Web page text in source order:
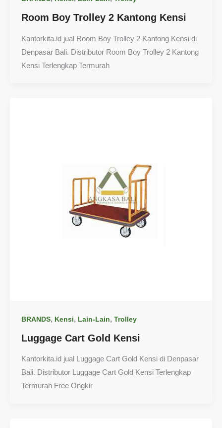
Room Boy Trolley 2 Kantong Kensi
Kantorkita.id jual Room Boy Trolley 2 Kantong Kensi di
Denpasar Bali. Distributor Room Boy Trolley 2 Kantong
Kensi Terlengkap Termurah
BRANDS, Kensi, Lain-Lain, Trolley
Luggage Cart Gold Kensi
Kantorkita.id jual Luggage Cart Gold Kensi di Denpasar
Bali. Distributor Luggage Cart Gold Kensi Terlengkap
Termurah Free Ongkir